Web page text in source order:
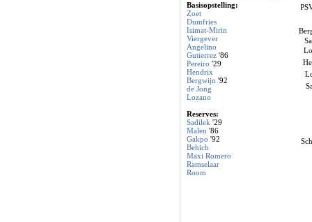
Basisopstelling:
Zoet
Dumfries
Isimat-Mirin
Viergever
Angelino
Gutierrez'86
Pereiro '29
Hendrix
Bergwijn '92
de Jong
Lozano
Reserves:
Sadilek '29
Malen '86
Gakpo '92
Behich
Maxi Romero
Ramselaar
Room